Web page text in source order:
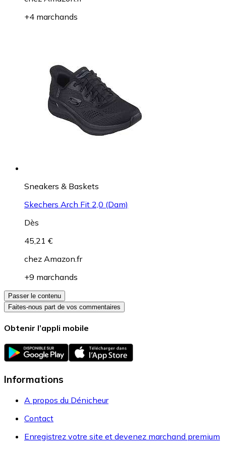
+4 marchands
Sneakers & Baskets
Skechers Arch Fit 2,0 (Dam)
Dès
45,21 €
chez Amazon.fr
+9 marchands
Passer le contenu
Faites-nous part de vos commentaires
Obtenir l’appli mobile
Informations
A propos du Dénicheur
Contact
Enregistrez votre site et devenez marchand premium